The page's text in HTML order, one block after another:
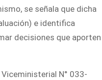
se señala que dicha
e identifica
decisiones que aporten
N° 033-